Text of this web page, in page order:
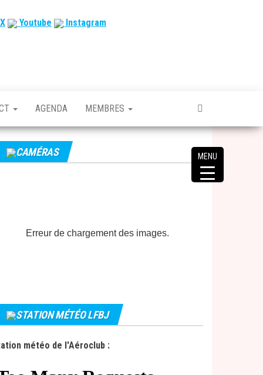
Youtube Instagram
AGENDA MEMBRES
CAMÉRAS
Erreur de chargement des images.
STATION MÉTÉO LFBJ
météo de l'Aéroclub :
MENU